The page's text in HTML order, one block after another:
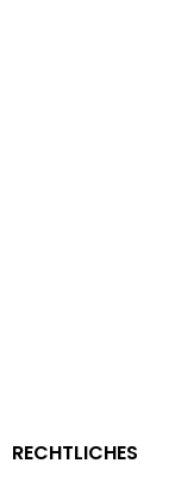
RECHTLICHES